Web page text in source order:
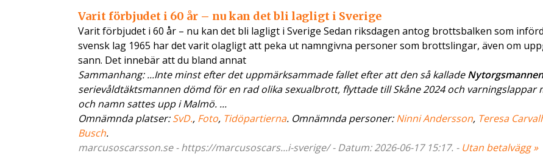
Varit förbjudet i 60 år – nu kan det bli lagligt i Sverige
Varit förbjudet i 60 år – nu kan det bli lagligt i Sverige Sedan riksdagen antog brottsbalken som
svensk lag 1965 har det varit olagligt att peka ut namngivna personer som brottslingar, även om
sann. Det innebär att du bland annat
Sammanhang: ...Inte minst efter det uppmärksammade fallet efter att den så kalladeNytorgsmannen
serievåldtäktsmannen dömd för en rad olika sexualbrott, flyttade till Skåne 2024 och varningslappar
och namn sattes upp i Malmö. ...
Omnämnda platser:SvD., Foto, Tidöpartierna. Omnämnda personer:Ninni Andersson, Teresa
Busch.
marcusoscarsson.se - https://marcusoscars...i-sverige/ - Datum: 2026-06-17 15:17. - Utan betalvägg »